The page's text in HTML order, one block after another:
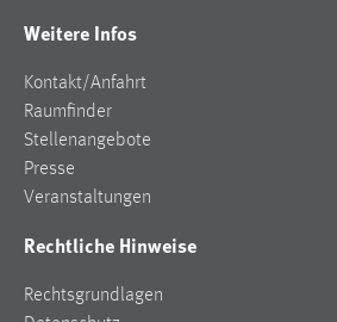
Weitere Infos
Kontakt/Anfahrt
Raumfinder
Stellenangebote
Presse
Veranstaltungen
Rechtliche Hinweise
Rechtsgrundlagen
Sie tun dies, indem sie Besucher
hinweg verfolgen.
Google Ads
_gcl_au
Anbieter: